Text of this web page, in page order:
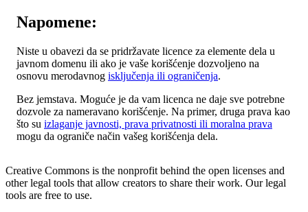
Napomene:
Niste u obavezi da se pridržavate licence za elemente dela u
javnom domenu ili ako je vaše korišćenje dozvoljeno na
osnovu merodavnog isključenja ili ograničenja.
Bez jemstava. Moguće je da vam licenca ne daje sve potrebne
dozvole za nameravano korišćenje. Na primer, druga prava kao
što su izlaganje javnosti, prava privatnosti ili moralna prava
mogu da ograniče način vašeg korišćenja dela.
Creative Commons is the nonprofit behind the open licenses and
other legal tools that allow creators to share their work. Our legal
tools are free to use.